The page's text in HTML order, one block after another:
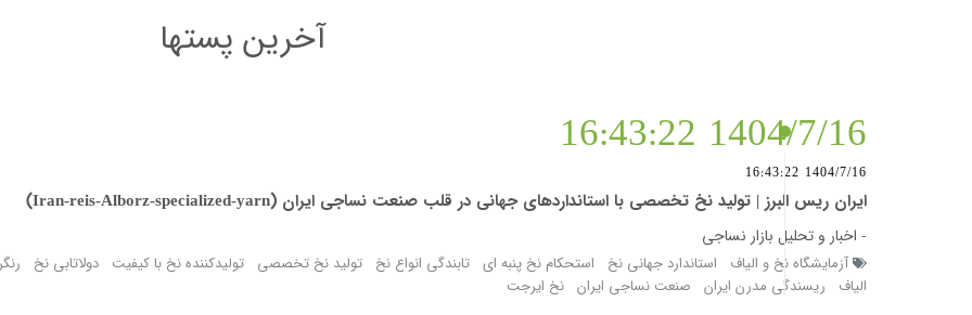
آخرین پستها
1404/7/16 16:43:22
1404/7/16 16:43:22
ایران ریس البرز | تولید نخ تخصصی با استانداردهای جهانی در قلب صنعت نساجی ایران (Iran-reis-Alborz-specialized-yarn)
- اخبار و تحلیل بازار نساجی
آزمایشگاه نخ و الیاف استاندارد جهانی نخ استحکام نخ پنبه ای تابندگی انواع نخ تولید نخ تخصصی تولیدکننده نخ با کیفیت دولاتابی نخ
الیاف
ریسندگی مدرن ایران صنعت نساجی ایران نخ ایرجت